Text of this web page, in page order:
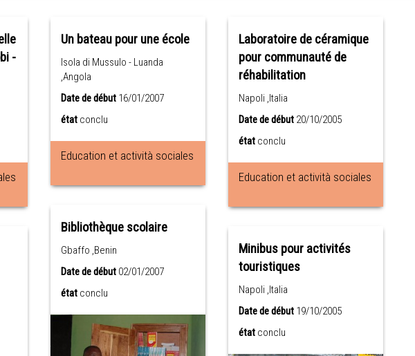
-
Un bateau pour une école
Isola di Mussulo - Luanda
,Angola
Date de début16/01/2007
état conclu
Education et actività sociales
Bibliothèque scolaire
Gbaffo ,Benin
Date de début02/01/2007
état conclu
Laboratoire de céramique
pour communauté de
réhabilitation
Napoli ,Italia
Date de début 20/10/2005
état conclu
Education et actività sociales
Minibus pour activités
touristiques
Napoli ,Italia
Date de début 19/10/2005
état conclu